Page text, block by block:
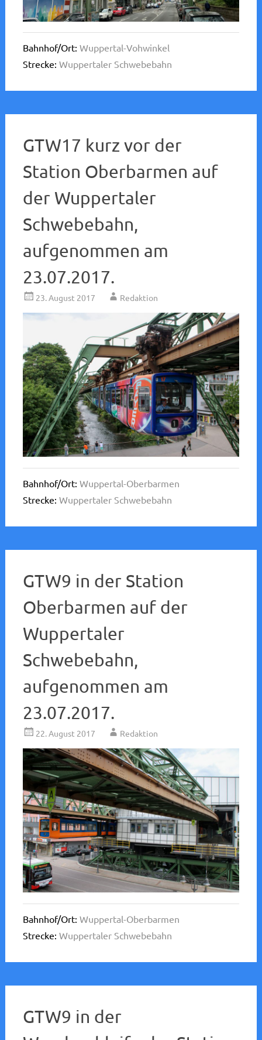
Bahnhof/Ort: Wuppertal-Vohwinkel
Strecke: Wuppertaler Schwebebahn
GTW17 kurz vor der
Station Oberbarmen auf
der Wuppertaler
Schwebebahn,
aufgenommen am
23.07.2017.
23. August 2017 Redaktion
Bahnhof/Ort: Wuppertal-Oberbarmen
Strecke: Wuppertaler Schwebebahn
GTW9 in der Station
Oberbarmen auf der
Wuppertaler
Schwebebahn,
aufgenommen am
23.07.2017.
22. August 2017 Redaktion
Bahnhof/Ort: Wuppertal-Oberbarmen
Strecke: Wuppertaler Schwebebahn
GTW9 in der